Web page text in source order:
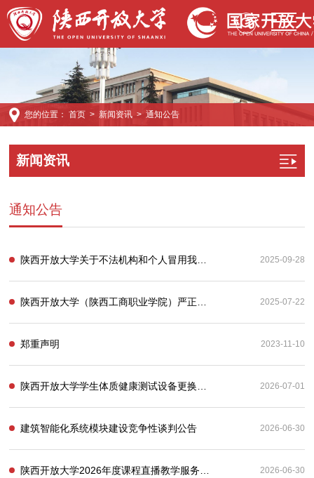
您的位置： 首页> 新闻资讯> 通知公告
新闻资讯
通知公告
陕西开放大学关于不法机构和个人冒用我校名义进行有偿教学支持服务的严正声明 2025-09-28
陕西开放大学（陕西工商职业学院）严正声明 2025-07-22
郑重声明 2023-11-10
陕西开放大学学生体质健康测试设备更换项目招标公告 2026-07-01
建筑智能化系统模块建设竞争性谈判公告 2026-06-30
陕西开放大学2026年度课程直播教学服务采购项目竞争性磋商公告 2026-06-30